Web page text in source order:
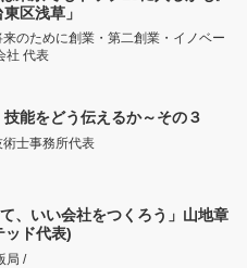
区浅草」
のために創業・第二創業・イノベー
社 代表
能をどう伝えるか～その３
士事務所代表
、いい会社をつくろう」山地章
ッド代表)
局 /